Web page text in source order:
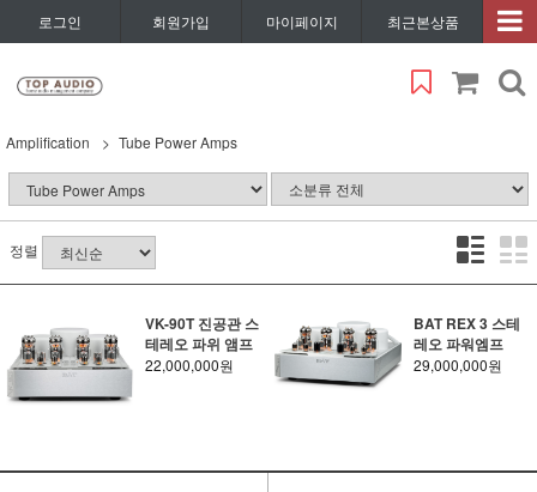
로그인 회원가입 마이페이지 최근본상품
Amplification Tube Power Amps
정렬
VK-90T 진공관 스
테레오 파위 앰프
22,000,000원
BAT REX 3 스테
레오 파워엠프
29,000,000원